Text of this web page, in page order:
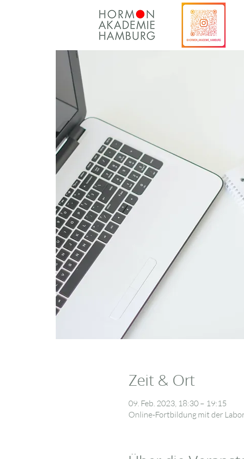
Zeit & Ort
09. Feb. 2023, 18:30 – 19:15
Online-Fortbildung mit der